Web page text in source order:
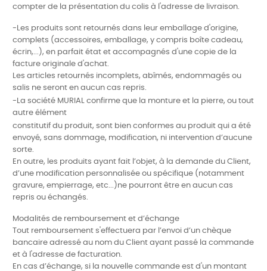
compter de la présentation du colis à l'adresse de livraison.
-Les produits sont retournés dans leur emballage d'origine,
complets (accessoires, emballage, y compris boîte cadeau,
écrin,...), en parfait état et accompagnés d'une copie de la
facture originale d'achat.
Les articles retournés incomplets, abîmés, endommagés ou
salis ne seront en aucun cas repris.
-La société MURIAL confirme que la monture et la pierre, ou tout
autre élément
constitutif du produit, sont bien conformes au produit qui a été
envoyé, sans dommage, modification, ni intervention d’aucune
sorte.
En outre, les produits ayant fait l’objet, à la demande du Client,
d’une modification personnalisée ou spécifique (notamment
gravure, empierrage, etc...)ne pourront être en aucun cas
repris ou échangés.
Modalités de remboursement et d’échange
Tout remboursement s'effectuera par l’envoi d’un chèque
bancaire adressé au nom du Client ayant passé la commande
et à l'adresse de facturation.
En cas d’échange, si la nouvelle commande est d'un montant